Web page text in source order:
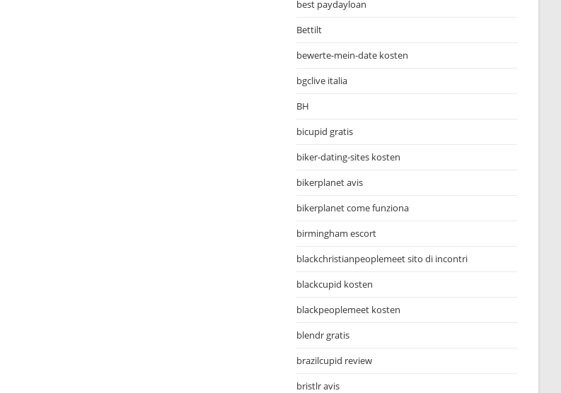
best paydayloan
Bettilt
bewerte-mein-date kosten
bgclive italia
BH
bicupid gratis
biker-dating-sites kosten
bikerplanet avis
bikerplanet come funziona
birmingham escort
blackchristianpeoplemeet sito di incontri
blackcupid kosten
blackpeoplemeet kosten
blendr gratis
brazilcupid review
bristlr avis